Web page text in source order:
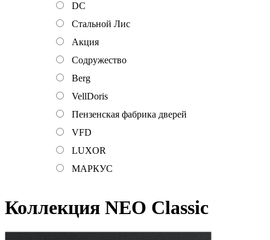
DC
Стальной Лис
Акция
Содружество
Berg
VellDoris
Пензенская фабрика дверей
VFD
LUXOR
МАРКУС
Коллекция NEO Classic